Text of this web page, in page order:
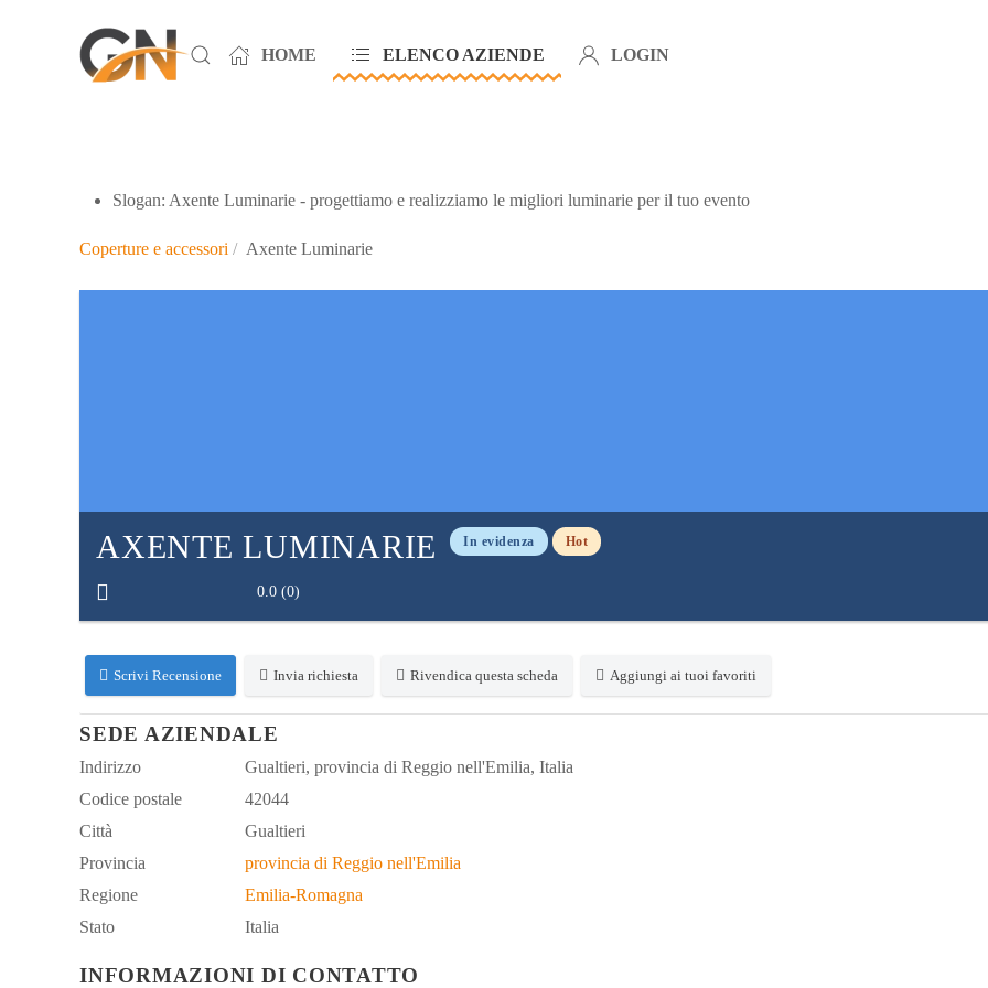
Skip to main content HOME ELENCO AZIENDE LOGIN
Slogan: Axente Luminarie - progettiamo e realizziamo le migliori luminarie per il tuo evento
Coperture e accessori Axente Luminarie
AXENTE LUMINARIE In evidenza Hot
0.0 (0)
Scrivi Recensione Invia richiesta Rivendica questa scheda Aggiungi ai tuoi favoriti
SEDE AZIENDALE
Indirizzo
Gualtieri, provincia di Reggio nell'Emilia, Italia
Codice postale
42044
Città
Gualtieri
Provincia
provincia di Reggio nell'Emilia
Regione
Emilia-Romagna
Stato
Italia
INFORMAZIONI DI CONTATTO